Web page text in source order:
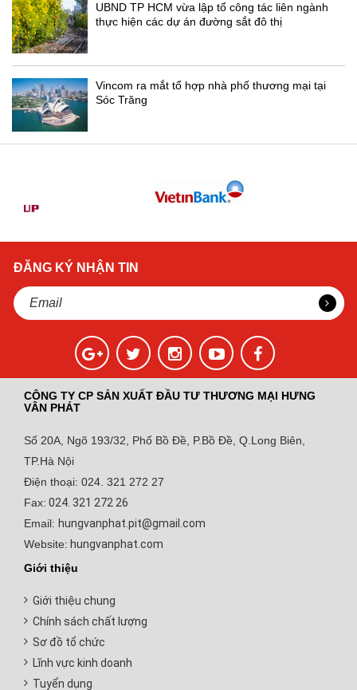
UBND TP HCM vừa lập tổ công tác liên ngành
thực hiện các dự án đường sắt đô thị
Vincom ra mắt tổ hợp nhà phố thương mại tại
Sóc Trăng
ĐĂNG KÝ NHẬN TIN
CÔNG TY CP SẢN XUẤT ĐẦU TƯ THƯƠNG MẠI HƯNG
VÂN PHÁT
Số 20A, Ngõ 193/32, Phố Bồ Đề, P.Bồ Đề, Q.Long Biên,
TP.Hà Nội
Điện thoại: 024. 321 272 27
Fax: 024. 321 272 26
Email: hungvanphat.pit@gmail.com
Website: hungvanphat.com
Giới thiệu
Giới thiệu chung
Chính sách chất lượng
Sơ đồ tổ chức
Lĩnh vực kinh doanh
Tuyển dụng